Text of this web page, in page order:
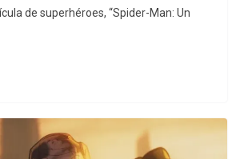
de superhéroes, “Spider-Man: Un